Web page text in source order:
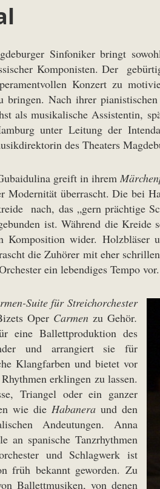
Sinfoniker bringt
Komponisten. Der
Konzert zu
bringen. Nach ihrer
als musikalische Assistentin,
unter Leitung der
des Theaters
greift in ihrem
Modernität überrascht. Die bei
nach, das „gern prächtige
ist. Während die
Komposition wider.
die Zuhörer mit eher
ein lebendiges Tempo vor.
Suite für Streichorchester
Oper Carmenzu Gehör.
eine Ballettproduktion des
und arrangiert sie für
Klangfarben und bietet vor
erklingen zu lassen.
Triangel oder ein ganzer
wie die Habanera und den
Andeutungen. Anna
an spanische Tanzrhythmen
und Schlagwerk ist
früh bekannt geworden. Zu
Ballettmusiken, von denen